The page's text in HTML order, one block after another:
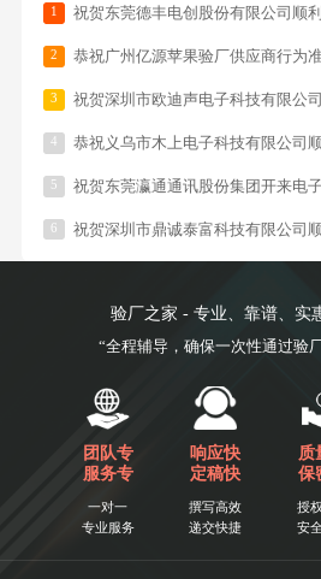
1 祝贺东莞德丰电创股份有限公司顺
2 恭祝广州亿源苹果验厂供应商行为
3 祝贺深圳市欧迪声电子科技有限公
4 恭祝义乌市木上电子科技有限公司顺
5 祝贺东莞瀛通通讯股份集团开来电
6 祝贺深圳市鼎诚泰富科技有限公司顺
验厂之家 - 专业、靠谱、实
“全程辅导，确保一次性通过验
团队专
服务专
一对一
专业服务
响应快
定稿快
撰写高效
递交快捷
质
保
授
安